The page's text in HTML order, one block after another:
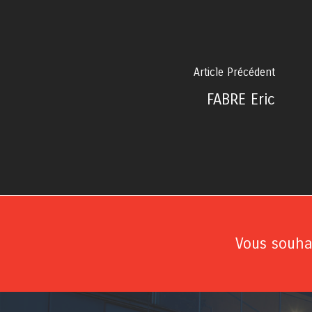
Article Précédent
FABRE Eric
Vous